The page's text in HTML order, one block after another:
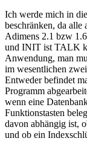
Ich werde mich in
beschränken, da alle
Adimens 2.1 bzw
und INIT ist TALK
Anwendung, man
im wesentlichen
Entweder befindet
Programm
wenn eine
Funktionstasten
davon abhängig ist,
und ob ein